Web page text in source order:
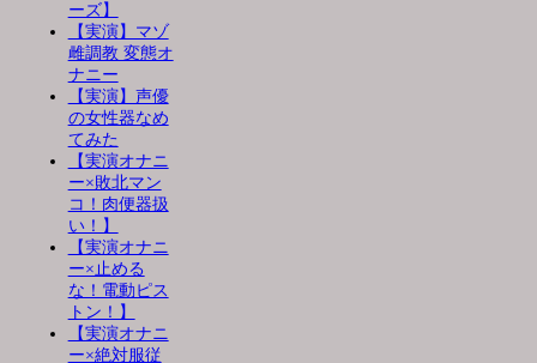
ーズ】
【実演】マゾ
雌調教 変態オ
ナニー
【実演】声優
の女性器なめ
てみた
【実演オナニ
ー×敗北マン
コ！肉便器扱
い！】
【実演オナニ
ー×止める
な！電動ピス
トン！】
【実演オナニ
ー×絶対服従